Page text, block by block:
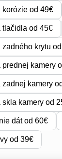
korózie od 49€
tlačidla od 45€
zadného krytu
prednej kamery
zadnej kamery
skla kamery od
dát od 60€
od 39€